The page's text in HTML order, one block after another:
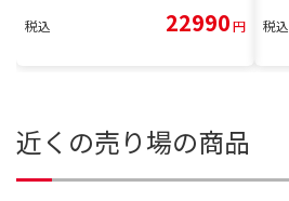
税込 22990円 税込
近くの売り場の商品